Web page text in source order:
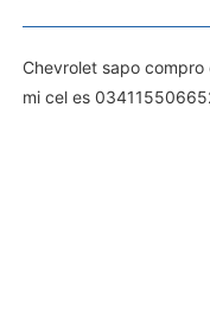
Chevrolet sapo
mi cel es